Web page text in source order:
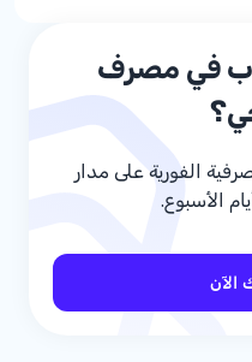
في مصرف
الفورية على مدار
الأسبوع.
الآن